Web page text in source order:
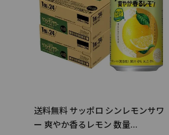
送料無料 サッポロ シンレモンサワ
ー 爽やか香るレモン 数量...